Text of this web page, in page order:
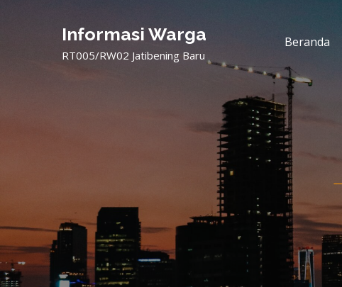
Informasi Warga
RT005/RW02 Jatibening Baru
Beranda